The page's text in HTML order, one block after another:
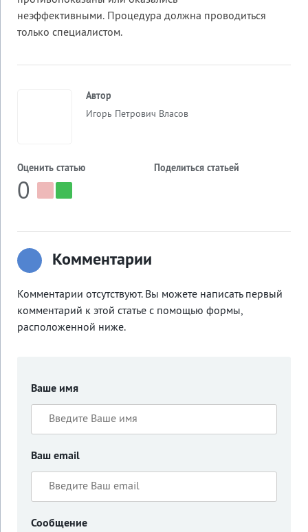
неэффективными. Процедура должна проводиться
только специалистом.
Автор
Игорь Петрович Власов
Оценить статью
0
Поделиться статьей
Комментарии
Комментарии отсутствуют. Вы можете написать первый
комментарий к этой статье с помощью формы,
расположенной ниже.
Ваше имя
Ваш email
Сообщение